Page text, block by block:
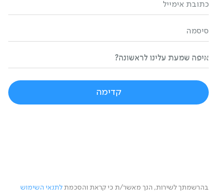
כתובת אימייל
סיסמה
איפה שמעת עלינו לראשונה?
קדימה
בהרשמתך לשירות, הנך מאשר/ת כי קראת והסכמת לתנאי השימוש